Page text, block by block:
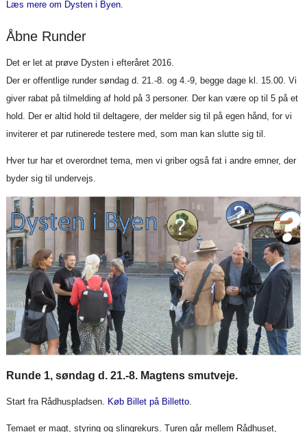
Læs mere om Dysten i Byen.
Åbne Runder
Det er let at prøve Dysten i efteråret 2016.
Der er offentlige runder søndag d. 21.-8. og 4.-9, begge dage kl. 15.00. Vi
giver rabat på tilmelding af hold på 3 personer. Der kan være op til 5 på et
hold. Der er altid hold til deltagere, der melder sig til på egen hånd, for vi
inviterer et par rutinerede testere med, som man kan slutte sig til.
Hver tur har et overordnet tema, men vi griber også fat i andre emner, der
byder sig til undervejs.
Runde 1, søndag d. 21.-8. Magtens smutveje.
Start fra Rådhuspladsen. Køb Billet på Billetto.
Temaet er magt, styring og slingrekurs. Turen går mellem Rådhuset,